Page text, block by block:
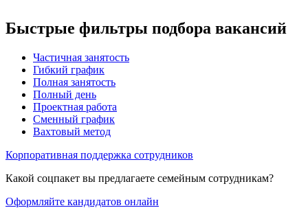
Быстрые фильтры подбора вакансий
Частичная занятость
Гибкий график
Полная занятость
Полный день
Проектная работа
Сменный график
Вахтовый метод
Корпоративная поддержка сотрудников
Какой соцпакет вы предлагаете семейным сотрудникам?
Оформляйте кандидатов онлайн